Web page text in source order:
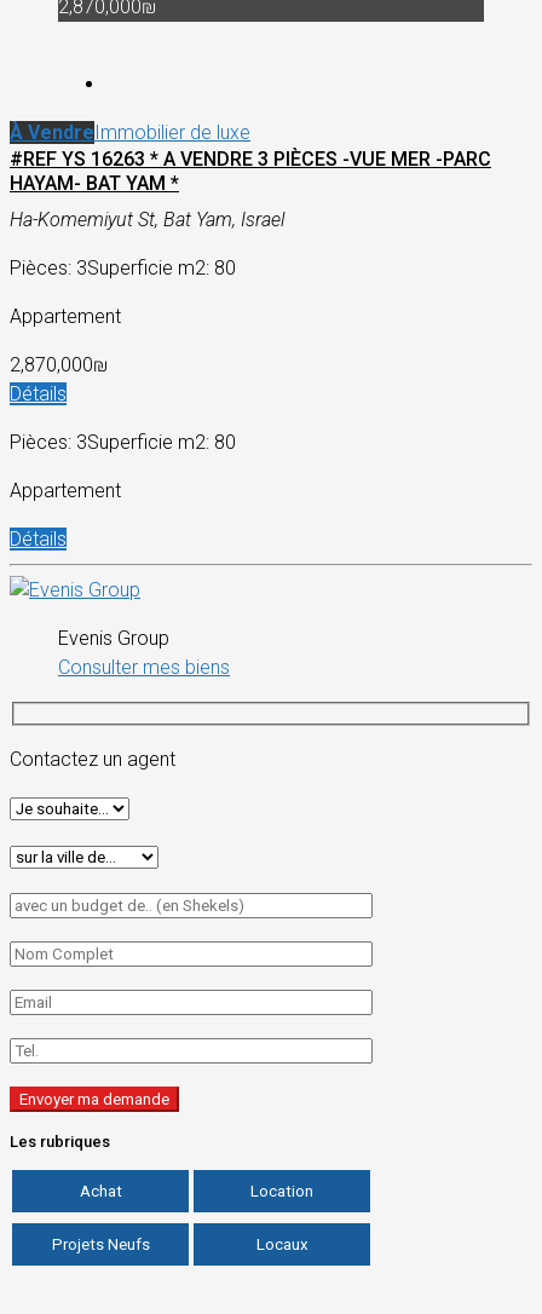
2,870,000₪
À VendreImmobilier de luxe
#REF YS 16263 * A VENDRE 3 PIÈCES -VUE MER -PARC
HAYAM- BAT YAM *
Ha-Komemiyut St, Bat Yam, Israel
Pièces: 3Superficie m2: 80
Appartement
2,870,000₪
Détails
Pièces: 3Superficie m2: 80
Appartement
Détails
Evenis Group
Consulter mes biens
Contactez un agent
Les rubriques
Achat Location
Projets Neufs Locaux